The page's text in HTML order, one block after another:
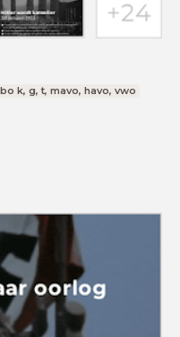
k, g, t, mavo, havo, vwo